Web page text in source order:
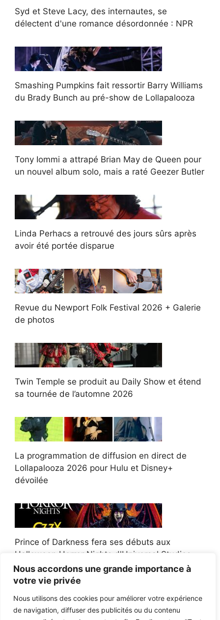
Nous accordons une grande importance à
votre vie privée
Nous utilisons des cookies pour améliorer votre expérience
de navigation, diffuser des publicités ou du contenu
Syd et Steve Lacy, des internautes, se
délectent d'une romance désordonnée : NPR
Smashing Pumpkins fait ressortir Barry Williams
du Brady Bunch au pré-show de Lollapalooza
Tony Iommi a attrapé Brian May de Queen pour
un nouvel album solo, mais a raté Geezer Butler
Linda Perhacs a retrouvé des jours sûrs après
avoir été portée disparue
Revue du Newport Folk Festival 2026 + Galerie
de photos
Twin Temple se produit au Daily Show et étend
sa tournée de l’automne 2026
La programmation de diffusion en direct de
Lollapalooza 2026 pour Hulu et Disney+
dévoilée
Prince of Darkness fera ses débuts aux
Halloween Horror Nights d'Universal Studios
Afroman poursuit un policier de l'Ohio après la